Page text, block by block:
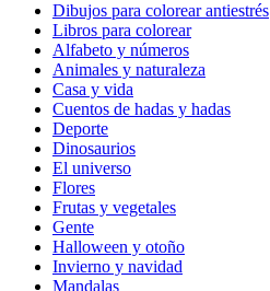
Dibujos para colorear antiestrés
Libros para colorear
Alfabeto y números
Animales y naturaleza
Casa y vida
Cuentos de hadas y hadas
Deporte
Dinosaurios
El universo
Flores
Frutas y vegetales
Gente
Halloween y otoño
Invierno y navidad
Mandalas